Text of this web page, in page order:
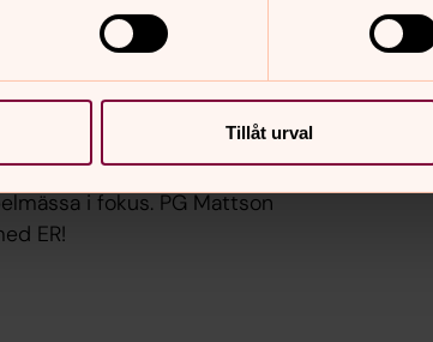
Tillåt urval
forma Gospelkören som ses
i fokus. PG Mattson
ER!